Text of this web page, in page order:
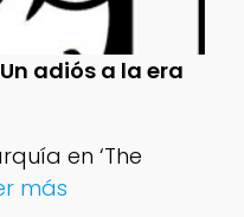
Un adiós a la era
en ‘The
más